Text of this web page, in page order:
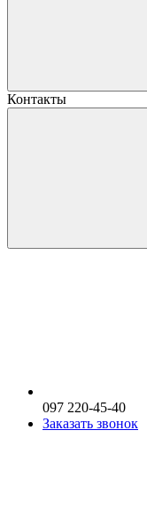
Контакты
097 220-45-40
Заказать звонок